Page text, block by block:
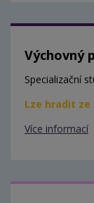
Výchovný
Specializační
Lze hradit ze
Více informací